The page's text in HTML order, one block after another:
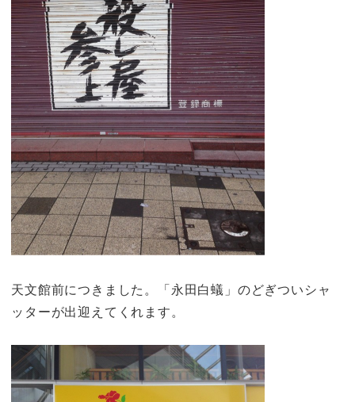
天文館前につきました。「永田白蟻」のどぎついシャ
ッターが出迎えてくれます。